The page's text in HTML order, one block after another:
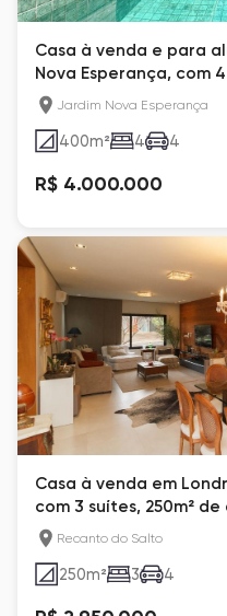
Casa à venda e para
Nova Esperança, com
Jardim Nova Esperança
400m² 4 4
R$ 4.000.000
Casa à venda em
com 3 suítes, 250m²
Recanto do Salto
250m² 3 4